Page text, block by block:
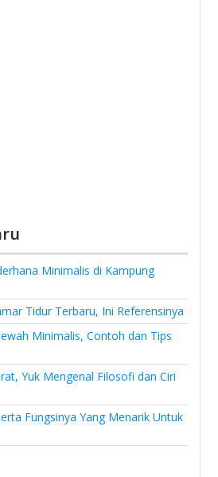
Minimalis di Kampung
Tidur Terbaru, Ini Referensinya
Minimalis, Contoh dan Tips
Yuk Mengenal Filosofi dan Ciri
Fungsinya Yang Menarik Untuk